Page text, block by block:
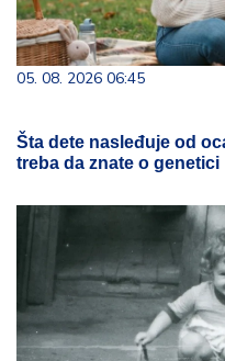
05. 08. 2026 06:45
Šta dete nasleđuje od
treba da znate o genetici